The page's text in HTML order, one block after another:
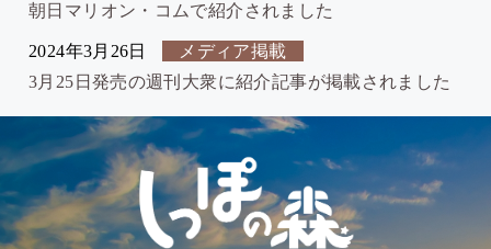
朝日マリオン・コムで紹介されました
2024年3月26日
メディア掲載
3月25日発売の週刊大衆に紹介記事が掲載されました